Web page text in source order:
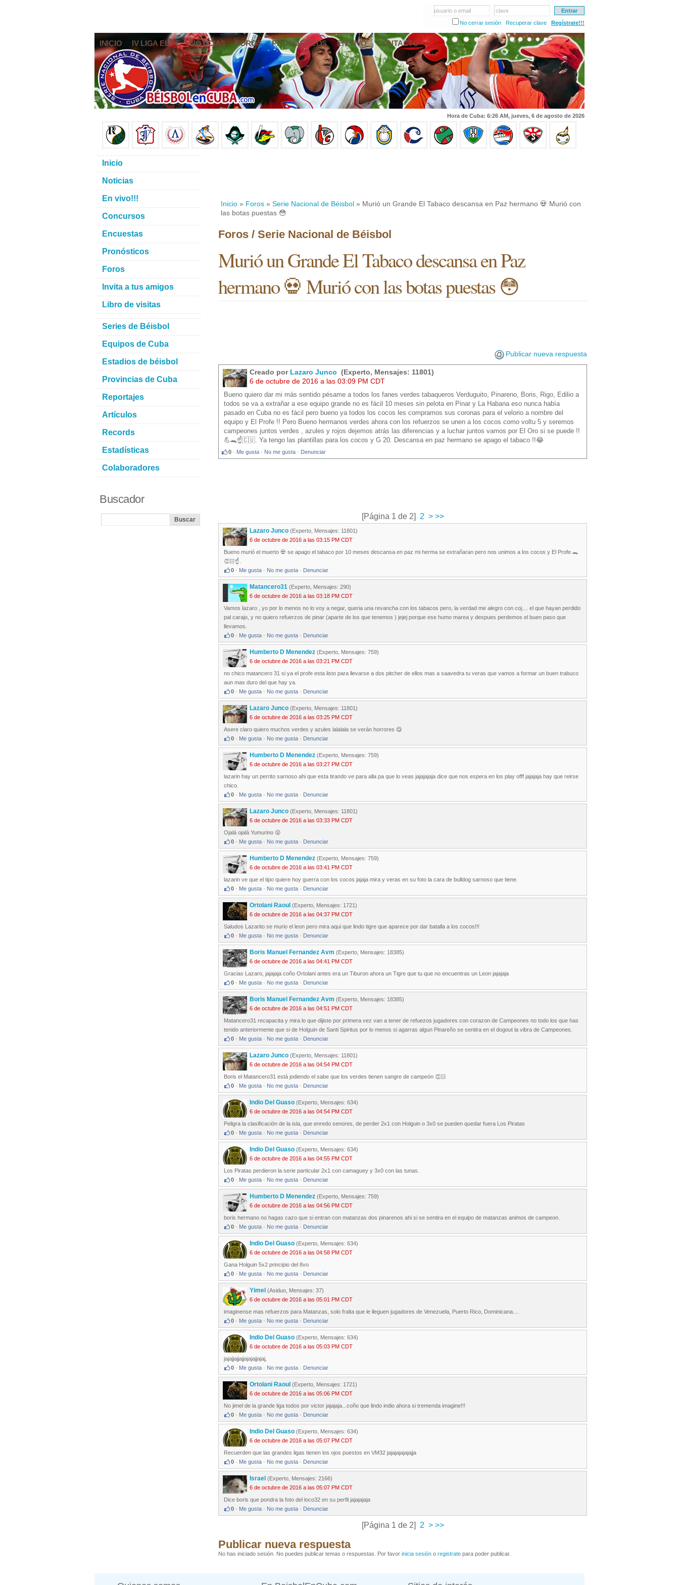
usuario o email
clave
No cerrar sesión
Recuperar clave Regístrate!!!
INICIO IV LIGA ELITE NOTICIAS FOROS PRONÓSTICOS EN VIVO CONTACTO
Hora de Cuba: 6:26 AM, jueves, 6 de agosto de 2026
Inicio » Foros » Serie Nacional de Béisbol » Murió un Grande El Tabaco descansa en Paz hermano 💀 Murió con
las botas puestas 😳
Foros / Serie Nacional de Béisbol
Murió un Grande El Tabaco descansa en Paz
hermano 💀 Murió con las botas puestas 😳
Publicar nueva respuesta
Creado por Lazaro Junco (Experto, Mensajes: 11801)
6 de octubre de 2016 a las 03:09 PM CDT
Bueno quiero dar mi más sentido pésame a todos los fanes verdes tabaqueros Verduguito, Pinareno, Boris, Rigo, Edilio a
todos se va a extrañar a ese equipo grande no es fácil 10 meses sin pelota en Pinar y La Habana eso nunca había
pasado en Cuba no es fácil pero bueno ya todos los cocos les compramos sus coronas para el velorio a nombre del
equipo y El Profe !! Pero Bueno hermanos verdes ahora con los refuerzos se unen a los cocos como voltu 5 y seremos
campeones juntos verdes , azules y rojos dejemos atrás las diferencias y a luchar juntos vamos por El Oro si se puede !!
💪🐊☝️️🇨🇺. Ya tengo las plantillas para los cocos y G 20. Descansa en paz hermano se apago el tabaco !!😂
0 · Me gusta · No me gusta · Denunciar
[Página 1 de 2] 2 >>>
Lazaro Junco (Experto, Mensajes: 11801)
6 de octubre de 2016 a las 03:15 PM CDT
Bueno murió el muerto 💀 se apago el tabaco por 10 meses descansa en paz mi herma se extrañaran pero nos unimos a los cocos y El Profe 🐊
👏🏻☝️️.
0 · Me gusta · No me gusta · Denunciar
Matancero31 (Experto, Mensajes: 290)
6 de octubre de 2016 a las 03:18 PM CDT
Vamos lazaro , yo por lo menos no lo voy a negar, queria una revancha con los tabacos pero, la verdad me alegro con coj.... el que hayan perdido
pal carajo, y no quiero refuerzos de pinar (aparte de los que tenemos ) jejej porque ese humo marea y despues perdemos el buen paso que
llevamos.
0 · Me gusta · No me gusta · Denunciar
Humberto D Menendez (Experto, Mensajes: 759)
6 de octubre de 2016 a las 03:21 PM CDT
no chico matancero 31 si ya el profe esta listo para llevarse a dos pitcher de ellos mas a saavedra tu veras que vamos a formar un buen trabuco
aun mas duro del que hay ya.
0 · Me gusta · No me gusta · Denunciar
Lazaro Junco (Experto, Mensajes: 11801)
6 de octubre de 2016 a las 03:25 PM CDT
Asere claro quiero muchos verdes y azules lalalala se verán horrores 😋
0 · Me gusta · No me gusta · Denunciar
Humberto D Menendez (Experto, Mensajes: 759)
6 de octubre de 2016 a las 03:27 PM CDT
lazarin hay un perrito sarnoso ahi que esta tirando ve para alla pa que lo veas jajajajaja dice que nos espera en los play offf jajajaja hay que reirse
chico.
0 · Me gusta · No me gusta · Denunciar
Lazaro Junco (Experto, Mensajes: 11801)
6 de octubre de 2016 a las 03:33 PM CDT
Ojalá ojalá Yumurino 😜
0 · Me gusta · No me gusta · Denunciar
Humberto D Menendez (Experto, Mensajes: 759)
6 de octubre de 2016 a las 03:41 PM CDT
lazarin ve que el tipo quiere hoy guerra con los cocos jajaja mira y veras en su foto la cara de bulldog sarnoso que tiene.
0 · Me gusta · No me gusta · Denunciar
Ortolani Raoul (Experto, Mensajes: 1721)
6 de octubre de 2016 a las 04:37 PM CDT
Saludos Lazarito se murio el leon pero mira aqui que lindo tigre que aparece por dar batalla a los cocos!!!
0 · Me gusta · No me gusta · Denunciar
Boris Manuel Fernandez Avm (Experto, Mensajes: 18385)
6 de octubre de 2016 a las 04:41 PM CDT
Gracias Lazaro, jajajaja coño Ortolani antes era un Tiburon ahora un Tigre que tu que no encuentras un Leon jajajaja
0 · Me gusta · No me gusta · Denunciar
Boris Manuel Fernandez Avm (Experto, Mensajes: 18385)
6 de octubre de 2016 a las 04:51 PM CDT
Matancero31 recapacita y mira lo que dijiste por primera vez van a tener de refuezos jugadores con corazon de Campeones no todo los que has
tenido anteriormente que si de Holguin de Santi Spiritus por lo menos si agarras algun Pinareño se sentira en el dogout la vibra de Campeones.
0 · Me gusta · No me gusta · Denunciar
Lazaro Junco (Experto, Mensajes: 11801)
6 de octubre de 2016 a las 04:54 PM CDT
Boris el Matancero31 está jodiendo el sabe que los verdes tienen sangre de campeón 👏🏻
0 · Me gusta · No me gusta · Denunciar
Indio Del Guaso (Experto, Mensajes: 634)
6 de octubre de 2016 a las 04:54 PM CDT
Peligra la clasificación de la isla, que enredo senores, de perder 2x1 con Holguin o 3x0 se pueden quedar fuera Los Piratas
0 · Me gusta · No me gusta · Denunciar
Indio Del Guaso (Experto, Mensajes: 634)
6 de octubre de 2016 a las 04:55 PM CDT
Los Piratas perdieron la serie particular 2x1 con camaguey y 3x0 con las tunas.
0 · Me gusta · No me gusta · Denunciar
Humberto D Menendez (Experto, Mensajes: 759)
6 de octubre de 2016 a las 04:56 PM CDT
boris hermano no hagas cazo que si entran con matanzas dos pinarenos ahi si se sentira en el equipo de matanzas animos de campeon.
0 · Me gusta · No me gusta · Denunciar
Indio Del Guaso (Experto, Mensajes: 634)
6 de octubre de 2016 a las 04:58 PM CDT
Gana Holguin 5x2 principio del 8vo
0 · Me gusta · No me gusta · Denunciar
Yimel (Asiduo, Mensajes: 37)
6 de octubre de 2016 a las 05:01 PM CDT
imaginense mas refuerzos para Matanzas, solo fralta que le lleguen jugadores de Venezuela, Puerto Rico, Dominicana....
0 · Me gusta · No me gusta · Denunciar
Indio Del Guaso (Experto, Mensajes: 634)
6 de octubre de 2016 a las 05:03 PM CDT
jajajjajjajjajajajjajaj,
0 · Me gusta · No me gusta · Denunciar
Ortolani Raoul (Experto, Mensajes: 1721)
6 de octubre de 2016 a las 05:06 PM CDT
No jimel de la grande liga todos por victor jajajaja...coño que lindo indio ahora si tremenda imagine!!!
0 · Me gusta · No me gusta · Denunciar
Indio Del Guaso (Experto, Mensajes: 634)
6 de octubre de 2016 a las 05:07 PM CDT
Recuerden que las grandes ligas tienen los ojos puestos en VM32 jajajajajajajja
0 · Me gusta · No me gusta · Denunciar
Israel (Experto, Mensajes: 2166)
6 de octubre de 2016 a las 05:07 PM CDT
Dice boris que pondra la foto del loco32 en su perfil jajajajaja
0 · Me gusta · No me gusta · Denunciar
[Página 1 de 2] 2 >>>
Publicar nueva respuesta
No has iniciado sesión. No puedes publicar temas o respuestas. Por favor inicia sesión o registrate para poder publicar.
Inicio
Noticias
En vivo!!!
Concursos
Encuestas
Pronósticos
Foros
Invita a tus amigos
Libro de visitas
Series de Béisbol
Equipos de Cuba
Estadios de béisbol
Provincias de Cuba
Reportajes
Artículos
Records
Estadísticas
Colaboradores
Buscador